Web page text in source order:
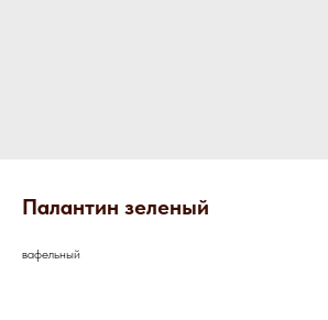
Палантин зеленый
вафельный